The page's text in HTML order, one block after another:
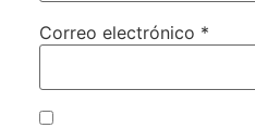
Correo electrónico *